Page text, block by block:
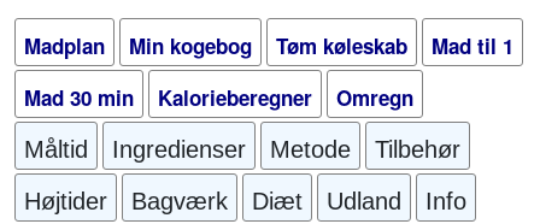
Madplan Min kogebog Tøm køleskab
Mad til 1
Mad 30 min
Kalorieberegner Omregn
Måltid Ingredienser Metode
Tilbehør
Højtider
Bagværk Diæt Udland Info